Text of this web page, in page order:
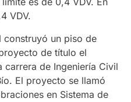
VDV.
construyó un piso de
de título el
carrera de Ingeniería Civil
El proyecto se llamó
en Sistema de